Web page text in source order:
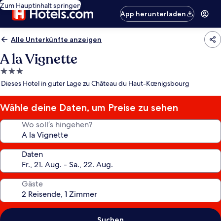
Zum Hauptinhalt springen
App herunterladen
Alle Unterkünfte anzeigen
A la Vignette
3.0-
Sterne-
Dieses Hotel in guter Lage zu Château du Haut-Kœnigsbourg
Wähle deine Daten, um Preise zu sehen
Wo soll’s hingehen?
Daten
Gäste